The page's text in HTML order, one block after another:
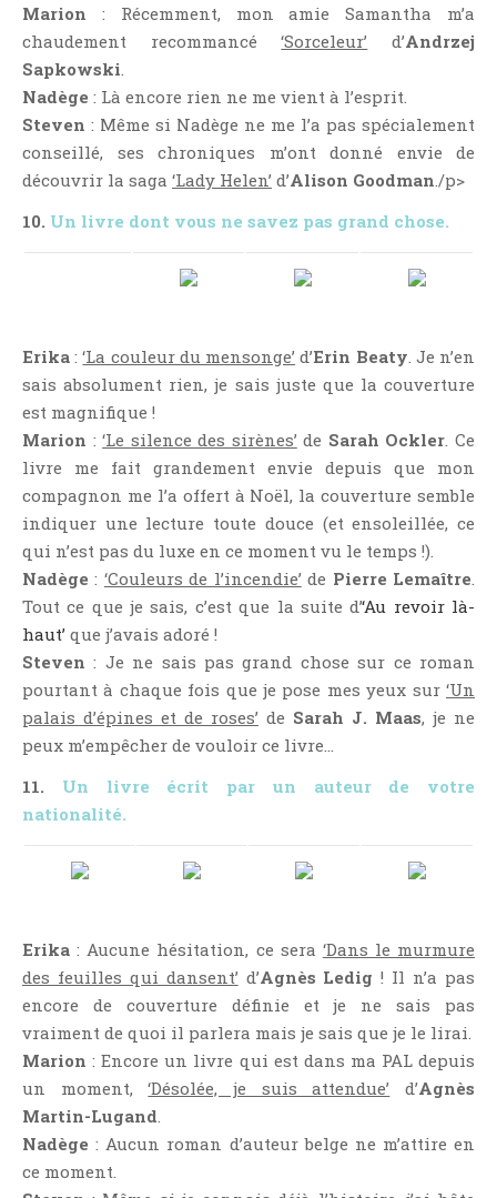
Marion : Récemment, mon amie Samantha m’a
chaudement recommancé‘Sorceleur’ d’Andrzej
Sapkowski
Nadège : Là encore rien ne me vient à l’esprit.
Steven : Même si Nadège ne me l’a pas spécialement
conseillé, ses chroniques m’ont donné envie de
découvrir la saga ‘Lady Helen’ d’Alison Goodman ./p>
10. Un livre dont vous ne savez pas grand chose.
Erika :‘La couleur du mensonge’ d’Erin Beaty . Je n’en
sais absolument rien, je sais juste que la couverture
est magnifique !
Marion :‘Le silence des sirènes’ de Sarah Ockler . Ce
livre me fait grandement envie depuis que mon
compagnon me l’a offert à Noël, la couverture semble
indiquer une lecture toute douce (et ensoleillée, ce
qui n’est pas du luxe en ce moment vu le temps !).
Nadège : ‘Couleurs de l’incendie’ de Pierre Lemaître
Tout ce que je sais, c’est que la suite d’‘Au revoir là-
haut’ que j’avais adoré !
Steven : Je ne sais pas grand chose sur ce roman
pourtant à chaque fois que je pose mes yeux sur ‘Un
palais d’épines et de roses’ de Sarah J. Maas, je ne
peux m’empêcher de vouloir ce livre…
11. Un livre écrit par un auteur de votre
nationalité.
Erika : Aucune hésitation, ce sera ‘Dans le murmure
des feuilles qui dansent’ d’Agnès Ledig ! Il n’a pas
encore de couverture définie et je ne sais pas
vraiment de quoi il parlera mais je sais que je le lirai.
Marion : Encore un livre qui est dans ma PAL depuis
un moment,‘Désolée, je suis attendue’ d’Agnès
Martin-Lugand
Nadège : Aucun roman d’auteur belge ne m’attire en
ce moment.